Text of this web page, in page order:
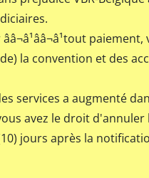
la convention et des
services a augmenté
avez le droit
jours après la